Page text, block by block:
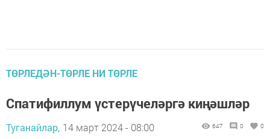
ТӨРЛЕДӘН-ТӨРЛЕ НИ ТӨРЛЕ
Спатифиллум үстерүчеләргә киңәшләр
Туганайлар, 14 март 2024 - 08:00 647 0 0